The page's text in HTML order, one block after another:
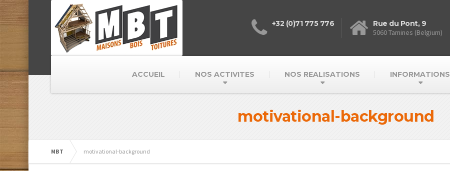
+32 (0)71 775 776
Rue du Pont, 9
5060 Tamines (Belgium)
ACCUEIL NOS ACTIVITES NOS REALISATIONS INFORMATIONS
motivational-background
MBT motivational-background